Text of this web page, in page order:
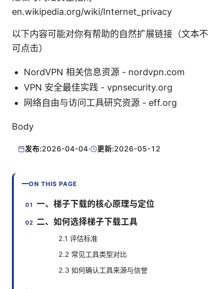
en.wikipedia.org/wiki/Internet_privacy
以下内容可能对你有帮助的自然扩展链接（文本不
可点击）
NordVPN 相关信息资源 - nordvpn.com
VPN 安全最佳实践 - vpnsecurity.org
网络自由与访问工具研究资源 - eff.org
Body
发布:2026-04-04· 更新:2026-05-12
ON THIS PAGE
一、梯子下载的核心原理与定位
二、如何选择梯子下载工具
2.1 评估标准
2.2 常见工具类型对比
2.3 如何确认工具来源与信誉